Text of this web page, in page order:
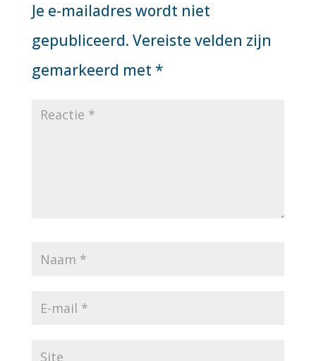
Je e-mailadres wordt niet
gepubliceerd. Vereiste velden zijn
gemarkeerd met *